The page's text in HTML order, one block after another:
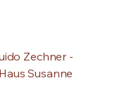
Zechner -
Susanne